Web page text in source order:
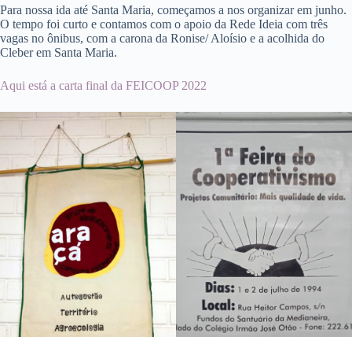
Para nossa ida até Santa Maria, começamos a nos organizar em junho.
O tempo foi curto e contamos com o apoio da Rede Ideia com três
vagas no ônibus, com a carona da Ronise/ Aloísio e a acolhida do
Cleber em Santa Maria.
Aqui está a carta final da FEICOOP 2022